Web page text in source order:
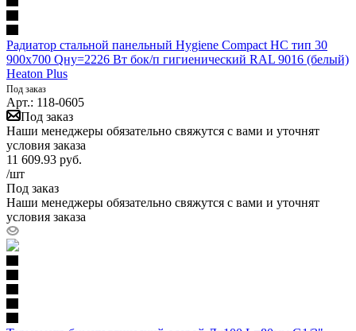
Радиатор стальной панельный Hygiene Compact HC тип 30
900х700 Qну=2226 Вт бок/п гигиенический RAL 9016 (белый)
Heaton Plus
Под заказ
Арт.: 118-0605
Под заказ
Наши менеджеры обязательно свяжутся с вами и уточнят
условия заказа
11 609.93 руб.
/шт
Под заказ
Наши менеджеры обязательно свяжутся с вами и уточнят
условия заказа